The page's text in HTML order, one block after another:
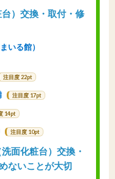
）交換・取付・修
いる館）
注目度 22pt
注目度 17pt
14pt
注目度 10pt
面化粧台）交換・
ないことが大切